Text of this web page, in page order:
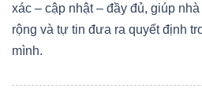
xác – cập nhật – đầy đủ, giúp
rộng và tự tin đưa ra quyết định
mình.